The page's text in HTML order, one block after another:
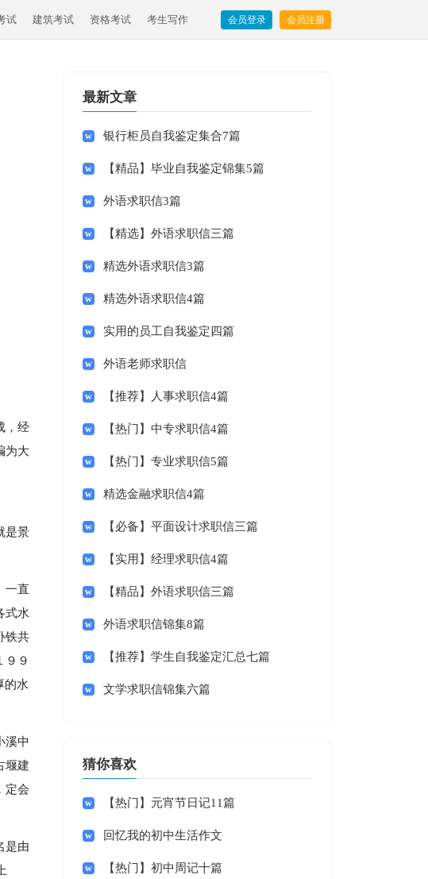
试 建筑考试 资格考试 考生写作 会员登录 会员注册
，经
为大
是景
一直
式水
铁共
９９
的水
溪中
堰建
定会
是由
最新文章
银行柜员自我鉴定集合7篇
【精品】毕业自我鉴定锦集5篇
外语求职信3篇
【精选】外语求职信三篇
精选外语求职信3篇
精选外语求职信4篇
实用的员工自我鉴定四篇
外语老师求职信
【推荐】人事求职信4篇
【热门】中专求职信4篇
【热门】专业求职信5篇
精选金融求职信4篇
【必备】平面设计求职信三篇
【实用】经理求职信4篇
【精品】外语求职信三篇
外语求职信锦集8篇
【推荐】学生自我鉴定汇总七篇
文学求职信锦集六篇
猜你喜欢
【热门】元宵节日记11篇
回忆我的初中生活作文
【热门】初中周记十篇